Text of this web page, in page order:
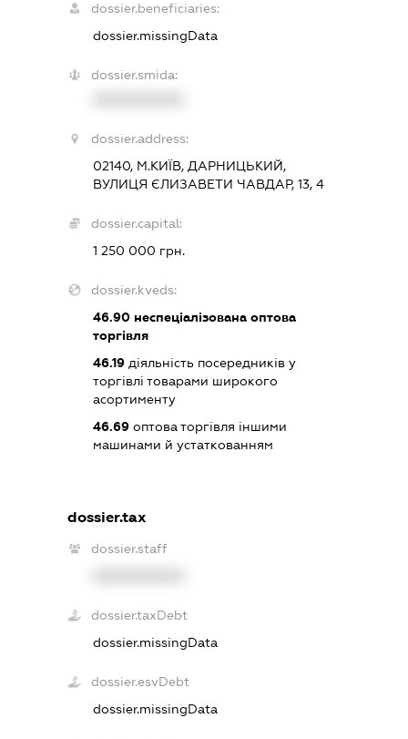
dossier.beneficiaries:
dossier.missingData
dossier.smida:
dossier.address:
02140, М.КИЇВ, ДАРНИЦЬКИЙ,
ВУЛИЦЯ ЄЛИЗАВЕТИ ЧАВДАР, 13, 4
dossier.capital:
1 250 000 грн.
dossier.kveds:
46.90неспеціалізована оптова
торгівля
46.19діяльність посередників у
торгівлі товарами широкого
асортименту
46.69оптова торгівля іншими
машинами й устаткованням
dossier.tax
dossier.staff
dossier.taxDebt
dossier.missingData
dossier.esvDebt
dossier.missingData